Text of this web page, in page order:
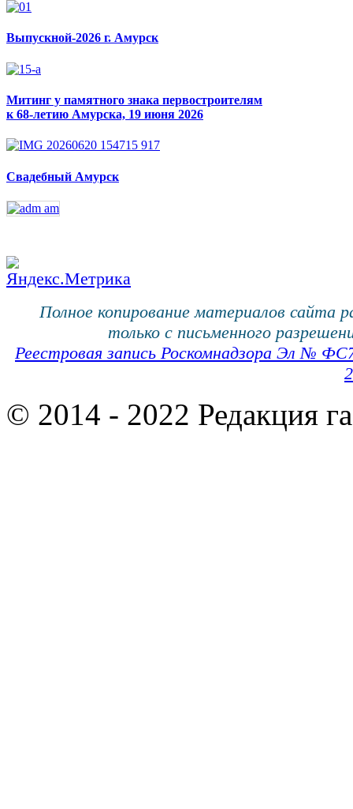
Выпускной-2026 г. Амурск
Митинг у памятного знака первостроителям
к 68-летию Амурска, 19 июня 2026
Свадебный Амурск
Полное копирование материалов сайта
только с письменного
Реестровая запись Роскомнадзора Эл №
© 2014 - 2022 Редакция